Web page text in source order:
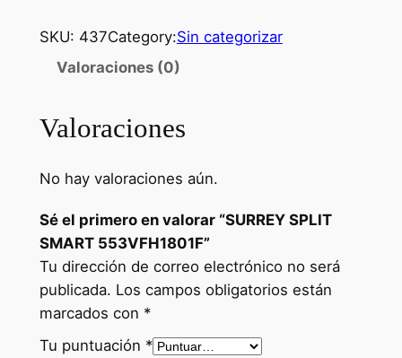
SKU: 437Category:Sin categorizar
Valoraciones (0)
Valoraciones
No hay valoraciones aún.
Sé el primero en valorar “SURREY SPLIT
SMART 553VFH1801F”
Tu dirección de correo electrónico no será
publicada. Los campos obligatorios están
marcados con *
Tu puntuación *